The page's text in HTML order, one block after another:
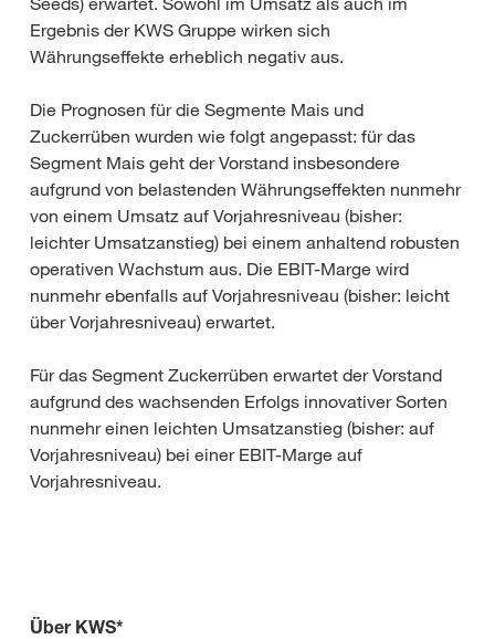
Ergebnis der KWS Gruppe wirken sich
Währungseffekte erheblich negativ aus.
Die Prognosen für die Segmente Mais und
Zuckerrüben wurden wie folgt angepasst: für das
Segment Mais geht der Vorstand insbesondere
aufgrund von belastenden Währungseffekten nunmehr
von einem Umsatz auf Vorjahresniveau (bisher:
leichter Umsatzanstieg) bei einem anhaltend robusten
operativen Wachstum aus. Die EBIT-Marge wird
nunmehr ebenfalls auf Vorjahresniveau (bisher: leicht
über Vorjahresniveau) erwartet.
Für das Segment Zuckerrüben erwartet der Vorstand
aufgrund des wachsenden Erfolgs innovativer Sorten
nunmehr einen leichten Umsatzanstieg (bisher: auf
Vorjahresniveau) bei einer EBIT-Marge auf
Vorjahresniveau.
Über KWS*